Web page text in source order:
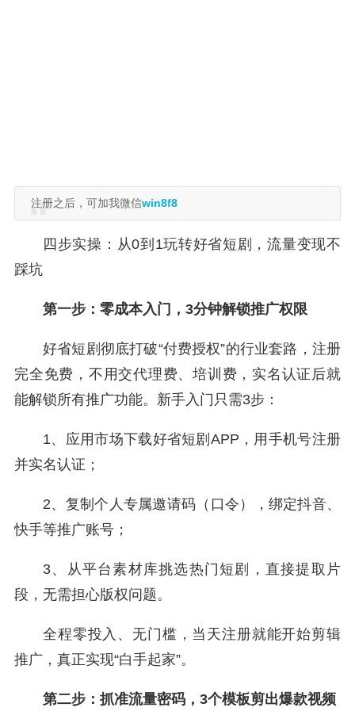
注册之后，可加我微信win8f8
四步实操：从0到1玩转好省短剧，流量变现不
踩坑
第一步：零成本入门，3分钟解锁推广权限
好省短剧彻底打破“付费授权”的行业套路，注册
完全免费，不用交代理费、培训费，实名认证后就
能解锁所有推广功能。新手入门只需3步：
1、应用市场下载好省短剧APP，用手机号注册
并实名认证；
2、复制个人专属邀请码（口令），绑定抖音、
快手等推广账号；
3、从平台素材库挑选热门短剧，直接提取片
段，无需担心版权问题。
全程零投入、无门槛，当天注册就能开始剪辑
推广，真正实现“白手起家”。
第二步：抓准流量密码，3个模板剪出爆款视频